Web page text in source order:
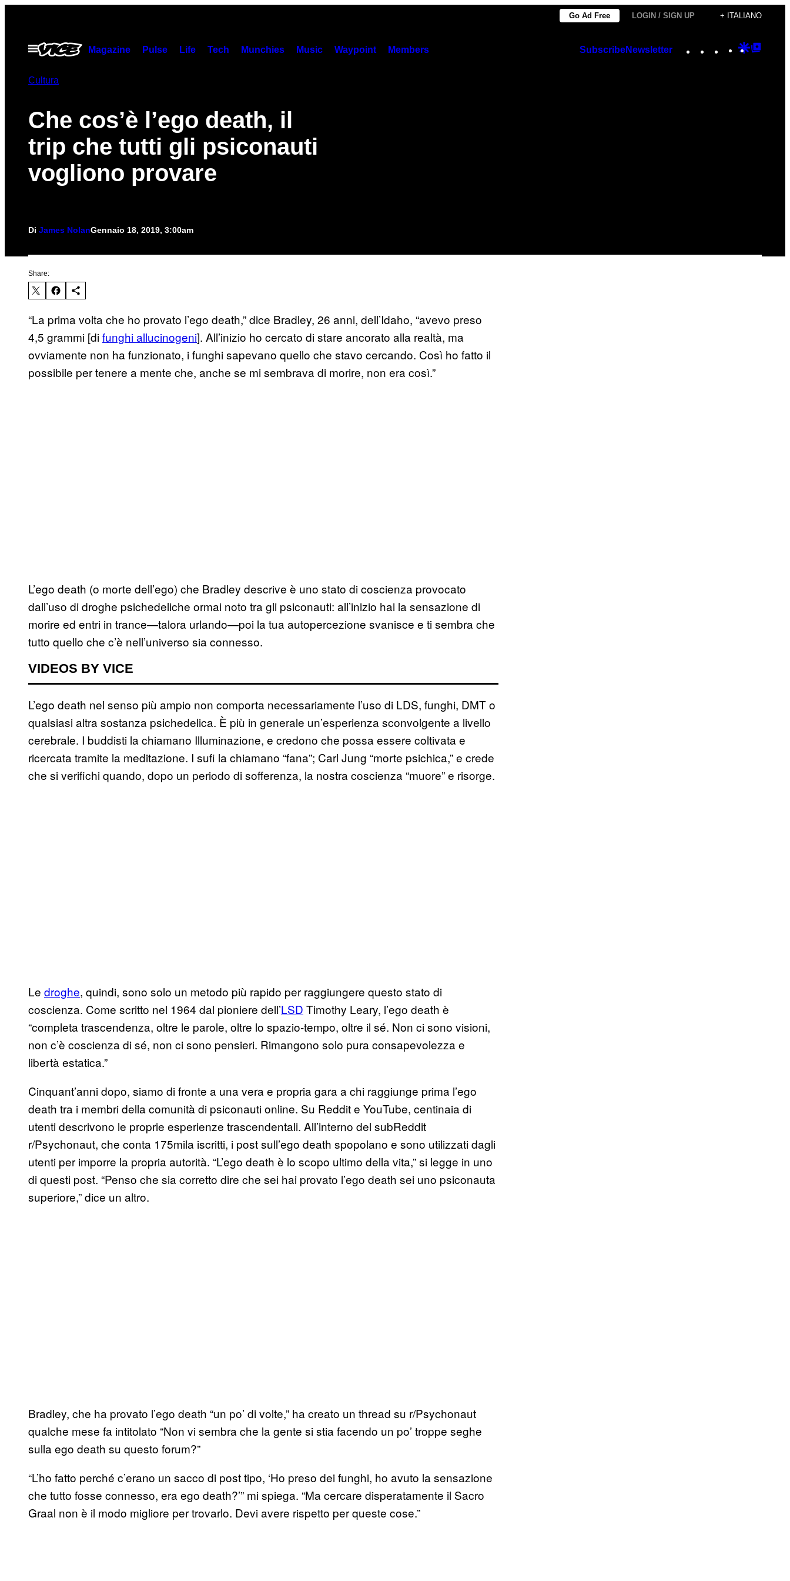
contenuto
Go Ad Free LOGIN / SIGN UP + ITALIANO
Apri
Magazine Pulse Life Tech Munchies Music Waypoint Members SubscribeNewsletter Instagram
TikTok
YouTube
Google
Cultura
Che cos’è l’ego death, il
trip che tutti gli psiconauti
vogliono provare
Di James NolanGennaio 18, 2019, 3:00am
Share:
“La prima volta che ho provato l’ego death,” dice Bradley, 26 anni, dell’Idaho, “avevo preso
4,5 grammi [difunghi allucinogeni]. All’inizio ho cercato di stare ancorato alla realtà, ma
ovviamente non ha funzionato, i funghi sapevano quello che stavo cercando. Così ho fatto il
possibile per tenere a mente che, anche se mi sembrava di morire, non era così.”
L’ego death (o morte dell’ego) che Bradley descrive è uno stato di coscienza provocato
dall’uso di droghe psichedeliche ormai noto tra gli psiconauti: all’inizio hai la sensazione di
morire ed entri in trance—talora urlando—poi la tua autopercezione svanisce e ti sembra che
tutto quello che c’è nell’universo sia connesso.
VIDEOS BY VICE
L’ego death nel senso più ampio non comporta necessariamente l’uso di LDS, funghi, DMT o
qualsiasi altra sostanza psichedelica. È più in generale un’esperienza sconvolgente a livello
cerebrale. I buddisti la chiamano Illuminazione, e credono che possa essere coltivata e
ricercata tramite la meditazione. I sufi la chiamano “fana”; Carl Jung “morte psichica,” e crede
che si verifichi quando, dopo un periodo di sofferenza, la nostra coscienza “muore” e risorge.
Le droghe, quindi, sono solo un metodo più rapido per raggiungere questo stato di
coscienza. Come scritto nel 1964 dal pioniere dell’LSD Timothy Leary, l’ego death è
“completa trascendenza, oltre le parole, oltre lo spazio-tempo, oltre il sé. Non ci sono visioni,
non c’è coscienza di sé, non ci sono pensieri. Rimangono solo pura consapevolezza e
libertà estatica.”
Cinquant’anni dopo, siamo di fronte a una vera e propria gara a chi raggiunge prima l’ego
death tra i membri della comunità di psiconauti online. Su Reddit e YouTube, centinaia di
utenti descrivono le proprie esperienze trascendentali. All’interno del subReddit
r/Psychonaut, che conta 175mila iscritti, i post sull’ego death spopolano e sono utilizzati dagli
utenti per imporre la propria autorità. “L’ego death è lo scopo ultimo della vita,” si legge in uno
di questi post. “Penso che sia corretto dire che sei hai provato l’ego death sei uno psiconauta
superiore,” dice un altro.
Bradley, che ha provato l’ego death “un po’ di volte,” ha creato un thread su r/Psychonaut
qualche mese fa intitolato “Non vi sembra che la gente si stia facendo un po’ troppe seghe
sulla ego death su questo forum?”
“L’ho fatto perché c’erano un sacco di post tipo, ‘Ho preso dei funghi, ho avuto la sensazione
che tutto fosse connesso, era ego death?’” mi spiega. “Ma cercare disperatamente il Sacro
Graal non è il modo migliore per trovarlo. Devi avere rispetto per queste cose.”